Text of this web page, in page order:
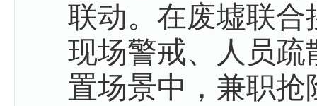
联动。在废墟联
现场警戒、人员疏
置场景中，兼职